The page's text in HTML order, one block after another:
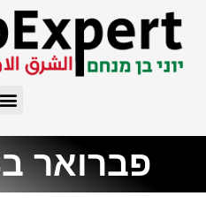
פברואר ב23, 2017